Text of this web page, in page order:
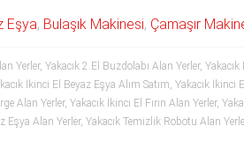
Eşya, Bulaşık Makinesi, Çamaşır
Yerler, Yakacık 2.El Buzdolabı Alan Yerler,
İkinci El Beyaz Eşya Alım Satım, Yakacık İkinci
Alan Yerler, Yakacık İkinci El Fırın Alan Yerler,
Eşya Alan Yerler, Yakacık Temizlik Robotu Alan